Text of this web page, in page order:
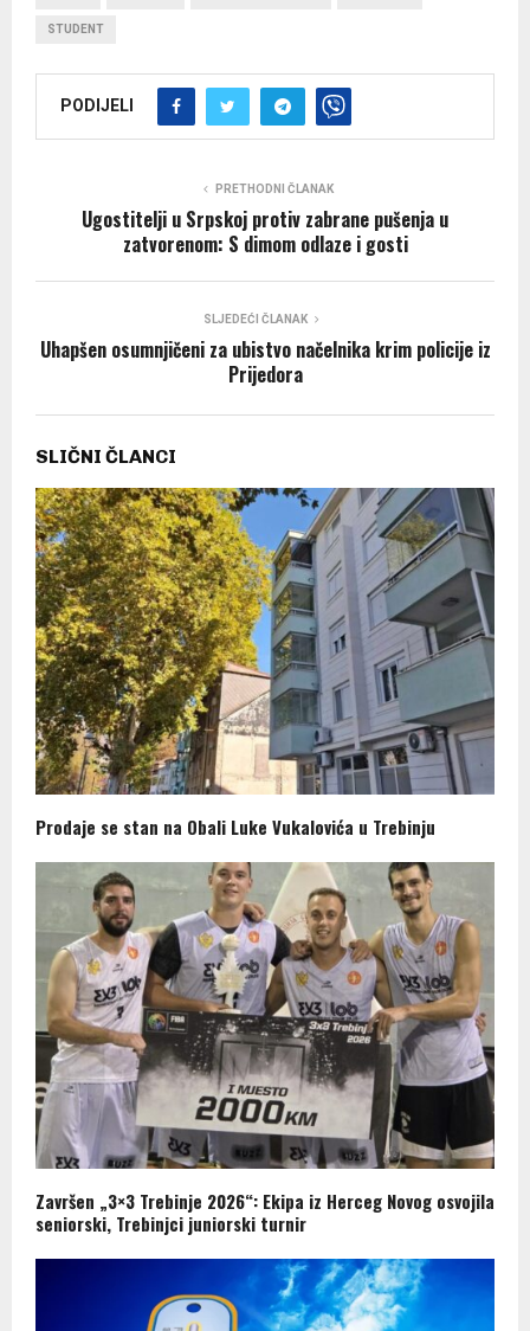
STUDENT
PODIJELI
PRETHODNI ČLANAK
Ugostitelji u Srpskoj protiv zabrane pušenja u
zatvorenom: S dimom odlaze i gosti
SLJEDEĆI ČLANAK
Uhapšen osumnjičeni za ubistvo načelnika krim policije iz
Prijedora
SLIČNI ČLANCI
Prodaje se stan na Obali Luke Vukalovića u Trebinju
Završen „3×3 Trebinje 2026“: Ekipa iz Herceg Novog osvojila
seniorski, Trebinjci juniorski turnir